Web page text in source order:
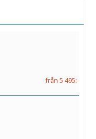
från 5 495:-